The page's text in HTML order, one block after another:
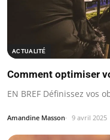
ACTUALITÉ
Comment optimiser
EN BREF Définissez vos
Amandine Masson 9 avril 2025